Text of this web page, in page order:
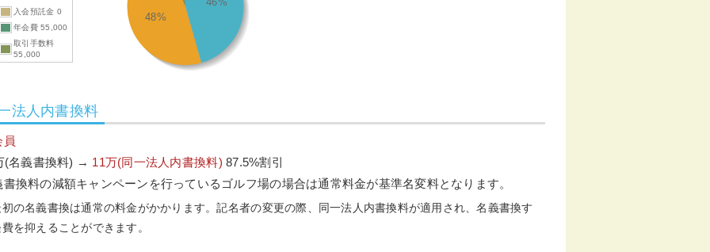
入会預託金 0
年会費 55,000
取引手数料
55,000
48%
法人内書換料
員
(名義書換料) → 11万(同一法人内書換料) 87.5%割引
書換料の減額キャンペーンを行っているゴルフ場の場合は通常料金が基準名変料となります。
の名義書換は通常の料金がかかります。記名者の変更の際、同一法人内書換料が適用され、名義書換す
を抑えることができます。